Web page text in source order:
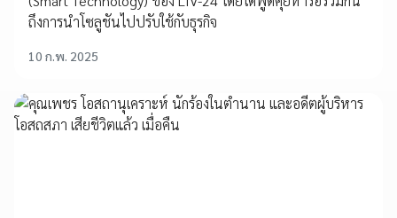
ถึงการนำโซลูชันไปปรับใช้กับธุรกิจ
10 ก.พ. 2025